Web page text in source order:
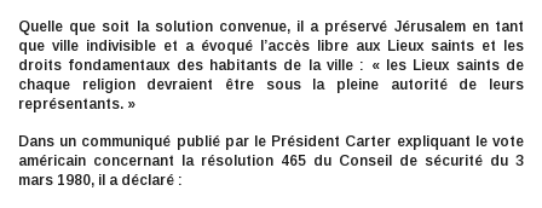
Quelle que soit la solution convenue, il a préservé Jérusalem en tant
que ville indivisible et a évoqué l’accès libre aux Lieux saints et les
droits fondamentaux des habitants de la ville : « les Lieux saints de
chaque religion devraient être sous la pleine autorité de leurs
représentants. »
Dans un communiqué publié par le Président Carter expliquant le vote
américain concernant la résolution 465 du Conseil de sécurité du 3
mars 1980, il a déclaré :